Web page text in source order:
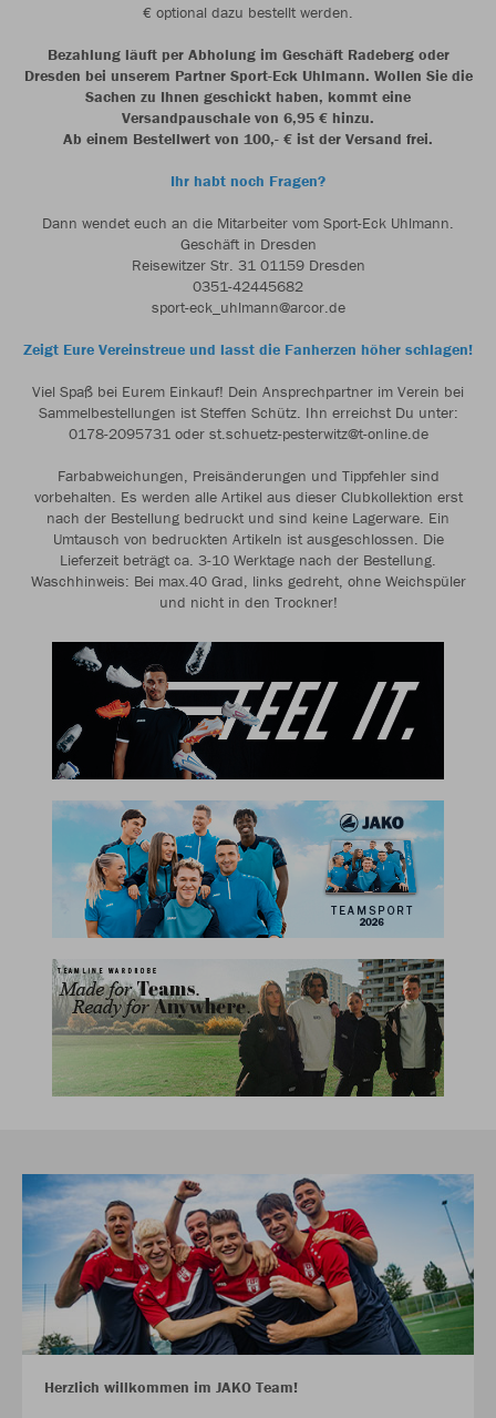
€ optional dazu bestellt werden.
Bezahlung läuft per Abholung im Geschäft Radeberg oder
Dresden bei unserem Partner Sport-Eck Uhlmann. Wollen Sie die
Sachen zu Ihnen geschickt haben, kommt eine
Versandpauschale von 6,95 € hinzu.
Ab einem Bestellwert von 100,- € ist der Versand frei.
Ihr habt noch Fragen?
Dann wendet euch an die Mitarbeiter vom Sport-Eck Uhlmann.
Geschäft in Dresden
Reisewitzer Str. 31 01159 Dresden
0351-42445682
sport-eck_uhlmann@arcor.de
Zeigt Eure Vereinstreue und lasst die Fanherzen höher schlagen!
Viel Spaß bei Eurem Einkauf! Dein Ansprechpartner im Verein bei
Sammelbestellungen ist Steffen Schütz. Ihn erreichst Du unter:
0178-2095731 oder st.schuetz-pesterwitz@t-online.de
Farbabweichungen, Preisänderungen und Tippfehler sind
vorbehalten. Es werden alle Artikel aus dieser Clubkollektion erst
nach der Bestellung bedruckt und sind keine Lagerware. Ein
Umtausch von bedruckten Artikeln ist ausgeschlossen. Die
Lieferzeit beträgt ca. 3-10 Werktage nach der Bestellung.
Waschhinweis: Bei max.40 Grad, links gedreht, ohne Weichspüler
und nicht in den Trockner!
Herzlich willkommen im JAKO Team!